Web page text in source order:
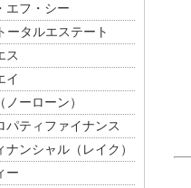
エフ・シー
ータルエステート
ス
イ
ノーローン）
パティファイナンス
ナンシャル（レイク）
ー